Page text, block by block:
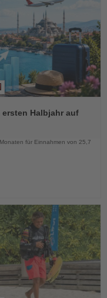
Halbjahr auf
für Einnahmen von 25,7